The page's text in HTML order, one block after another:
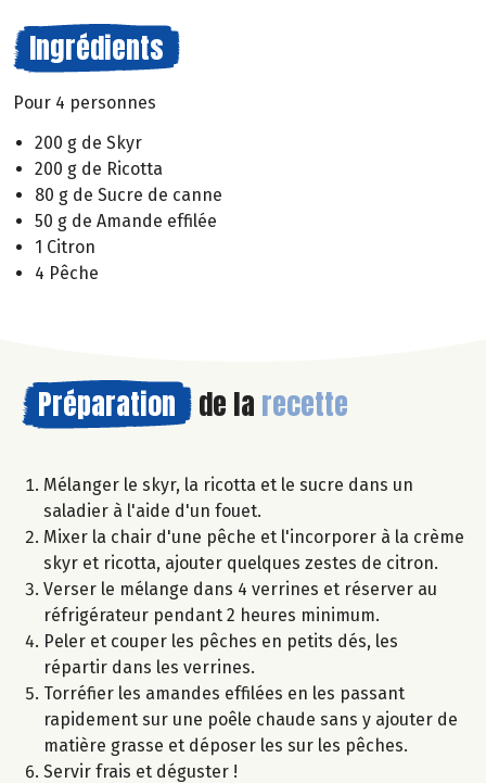
Ingrédients
Pour 4 personnes
200 g de Skyr
200 g de Ricotta
80 g de Sucre de canne
50 g de Amande effilée
1 Citron
4 Pêche
Préparation de la recette
Mélanger le skyr, la ricotta et le sucre dans un
saladier à l'aide d'un fouet.
Mixer la chair d'une pêche et l'incorporer à la crème
skyr et ricotta, ajouter quelques zestes de citron.
Verser le mélange dans 4 verrines et réserver au
réfrigérateur pendant 2 heures minimum.
Peler et couper les pêches en petits dés, les
répartir dans les verrines.
Torréfier les amandes effilées en les passant
rapidement sur une poêle chaude sans y ajouter de
matière grasse et déposer les sur les pêches.
Servir frais et déguster !